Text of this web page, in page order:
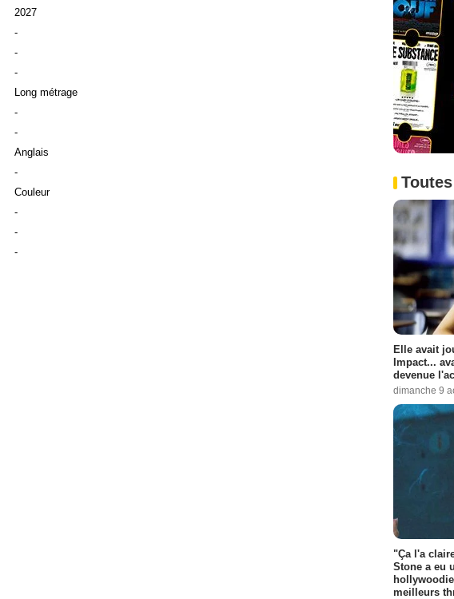
2027
-
-
-
Long métrage
-
-
Anglais
-
Couleur
-
-
-
Elle avait
Impact...
devenue
dimanche 9
"Ça l'a
Stone a eu
meilleurs